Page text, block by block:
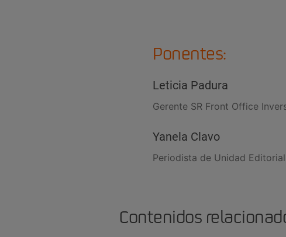
Ponentes:
Leticia Padura
Gerente SR Front Office
Yanela Clavo
Periodista de Unidad Editorial
Contenidos